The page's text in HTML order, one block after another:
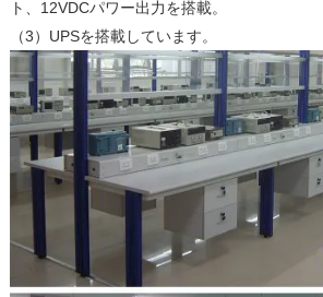
ト、12VDCパワー出力を搭載。
（3）UPSを搭載しています。